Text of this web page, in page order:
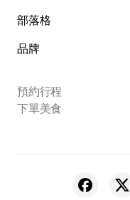
部落格
品牌
預約行程
下單美食